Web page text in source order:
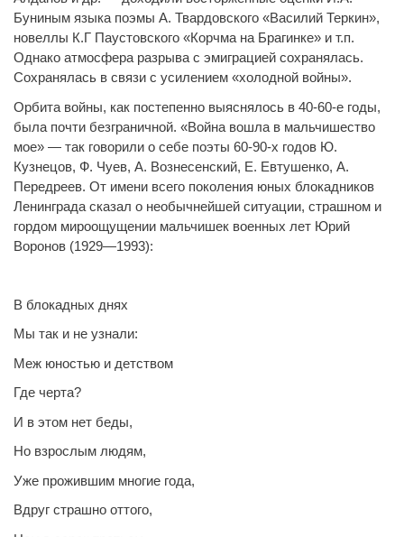
Буниным языка поэмы А. Твардовского «Василий Теркин»,
новеллы К.Г Паустовского «Корчма на Брагинке» и т.п.
Однако атмосфера разрыва с эмиграцией сохранялась.
Сохранялась в связи с усилением «холодной войны».
Орбита войны, как постепенно выяснялось в 40-60-е годы,
была почти безграничной. «Война вошла в мальчишество
мое» — так говорили о себе поэты 60-90-х годов Ю.
Кузнецов, Ф. Чуев, А. Вознесенский, Е. Евтушенко, А.
Передреев. От имени всего поколения юных блокадников
Ленинграда сказал о необычнейшей ситуации, страшном и
гордом мироощущении мальчишек военных лет Юрий
Воронов (1929—1993):
В блокадных днях
Мы так и не узнали:
Меж юностью и детством
Где черта?
И в этом нет беды,
Но взрослым людям,
Уже прожившим многие года,
Вдруг страшно оттого,